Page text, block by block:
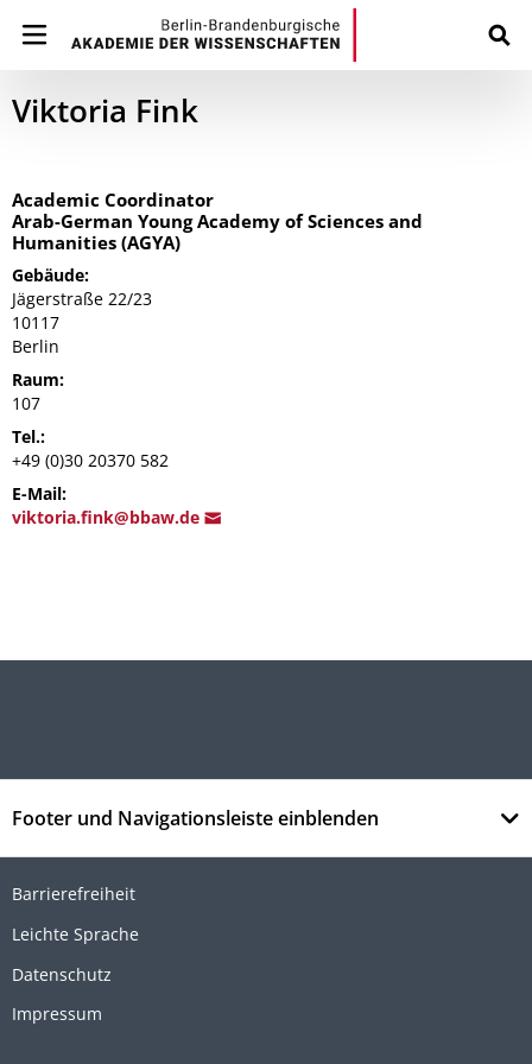
Viktoria Fink
Academic Coordinator
Arab-German Young Academy of Sciences and
Humanities (AGYA)
Gebäude:
Jägerstraße 22/23
10117
Berlin
Raum:
107
Tel.:
+49 (0)30 20370 582
E-Mail:
viktoria.fink@bbaw.de
Footer und Navigationsleiste einblenden
Barrierefreiheit
Leichte Sprache
Datenschutz
Impressum